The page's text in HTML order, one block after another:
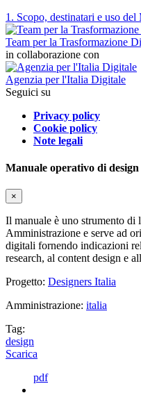
1. Scopo, destinatari e uso
Team per la Trasformazione
in collaborazione con
Agenzia per l'Italia Digitale
Seguici su
Privacy policy
Cookie policy
Note legali
Manuale operativo di design
×
Il manuale è uno strumento di
Amministrazione e serve ad
digitali fornendo indicazioni
research, al content design e
Progetto: Designers Italia
Amministrazione: italia
Tag:
design
Scarica
pdf